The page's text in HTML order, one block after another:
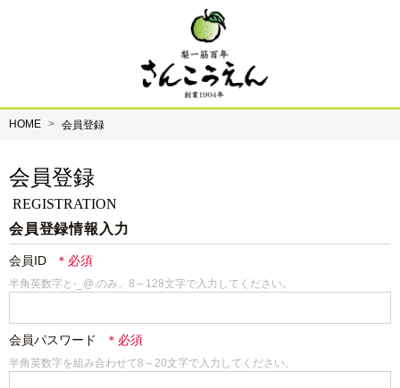
HOME 会員登録
REGISTRATION
会員登録
会員登録情報入力
会員ID
半角英数字と-_@.のみ、8～128文字で入力してください。
会員パスワード
半角英数字を組み合わせて8～20文字で入力してください。